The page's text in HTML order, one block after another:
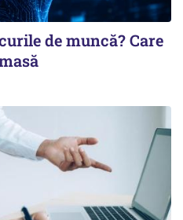
de muncă? Care